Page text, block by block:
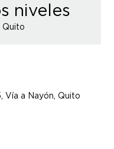
niveles
Quito
Vía a Nayón, Quito